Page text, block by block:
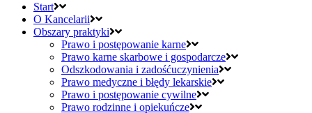
Start
O Kancelarii
Obszary praktyki
Prawo i postępowanie karne
Prawo karne skarbowe i gospodarcze
Odszkodowania i zadośćuczynienia
Prawo medyczne i błędy lekarskie
Prawo i postępowanie cywilne
Prawo rodzinne i opiekuńcze